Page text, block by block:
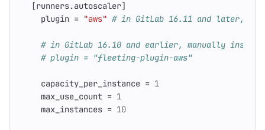
[runners.autoscaler]
plugin = "aws" # in GitLab 16.11 and later,
# in GitLab 16.10 and earlier, manually
# plugin = "fleeting-plugin-aws"
capacity_per_instance = 1
max_use_count = 1
max_instances = 10